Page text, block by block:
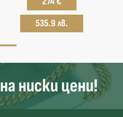
535.9 лв.
на ниски цени!